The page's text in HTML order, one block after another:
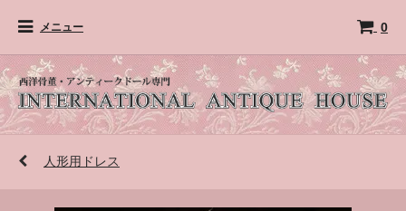
メニュー 0
人形用ドレス